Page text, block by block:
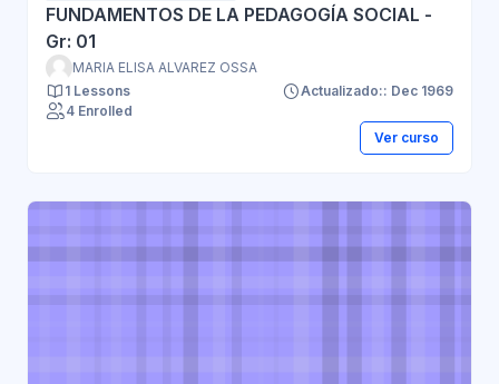
FUNDAMENTOS DE LA PEDAGOGÍA SOCIAL -
Gr: 01
MARIA ELISA ALVAREZ OSSA
1 Lessons
Actualizado:: Dec 1969
4 Enrolled
Ver curso